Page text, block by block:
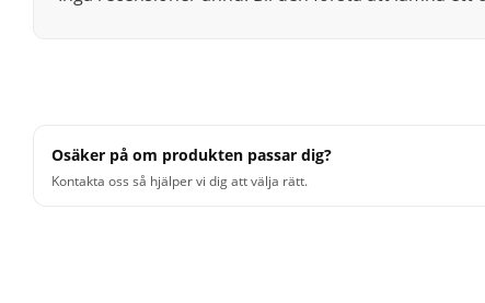
Osäker på om produkten passar dig?
Kontakta oss så hjälper vi dig att välja rätt.